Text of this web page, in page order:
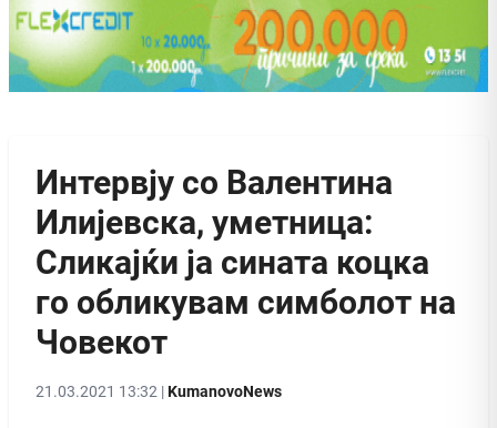
Интервју со Валентина
Илијевска, уметница:
Сликајќи ја сината коцка
го обликувам симболот на
Човекот
21.03.2021 13:32 |KumanovoNews